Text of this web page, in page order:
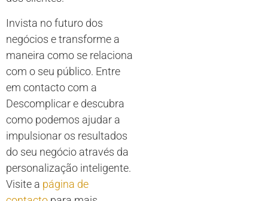
Invista no futuro dos
negócios e transforme a
maneira como se relaciona
com o seu público. Entre
em contacto com a
Descomplicar e descubra
como podemos ajudar a
impulsionar os resultados
do seu negócio através da
personalização inteligente.
Visite a página de